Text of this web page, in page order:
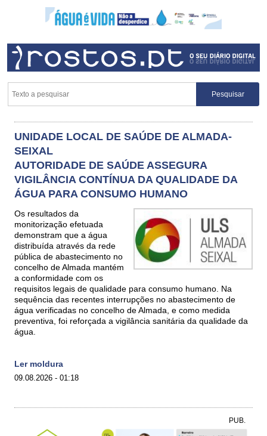
UNIDADE LOCAL DE SAÚDE DE ALMADA-
SEIXAL
AUTORIDADE DE SAÚDE ASSEGURA
VIGILÂNCIA CONTÍNUA DA QUALIDADE DA
ÁGUA PARA CONSUMO HUMANO
Os resultados da
monitorização efetuada
demonstram que a água
distribuída através da rede
pública de abastecimento no
concelho de Almada mantém
a conformidade com os
requisitos legais de qualidade para consumo humano. Na
sequência das recentes interrupções no abastecimento de
água verificadas no concelho de Almada, e como medida
preventiva, foi reforçada a vigilância sanitária da qualidade da
água.
Ler moldura
09.08.2026 - 01:18
PUB.